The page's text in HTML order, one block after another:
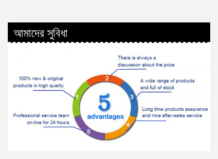
আমাদের সুবিধা